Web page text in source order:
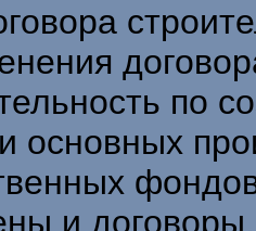
по
основных
и